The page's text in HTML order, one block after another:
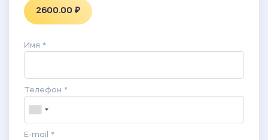
2600.00 ₽
Имя *
Телефон *
E-mail *